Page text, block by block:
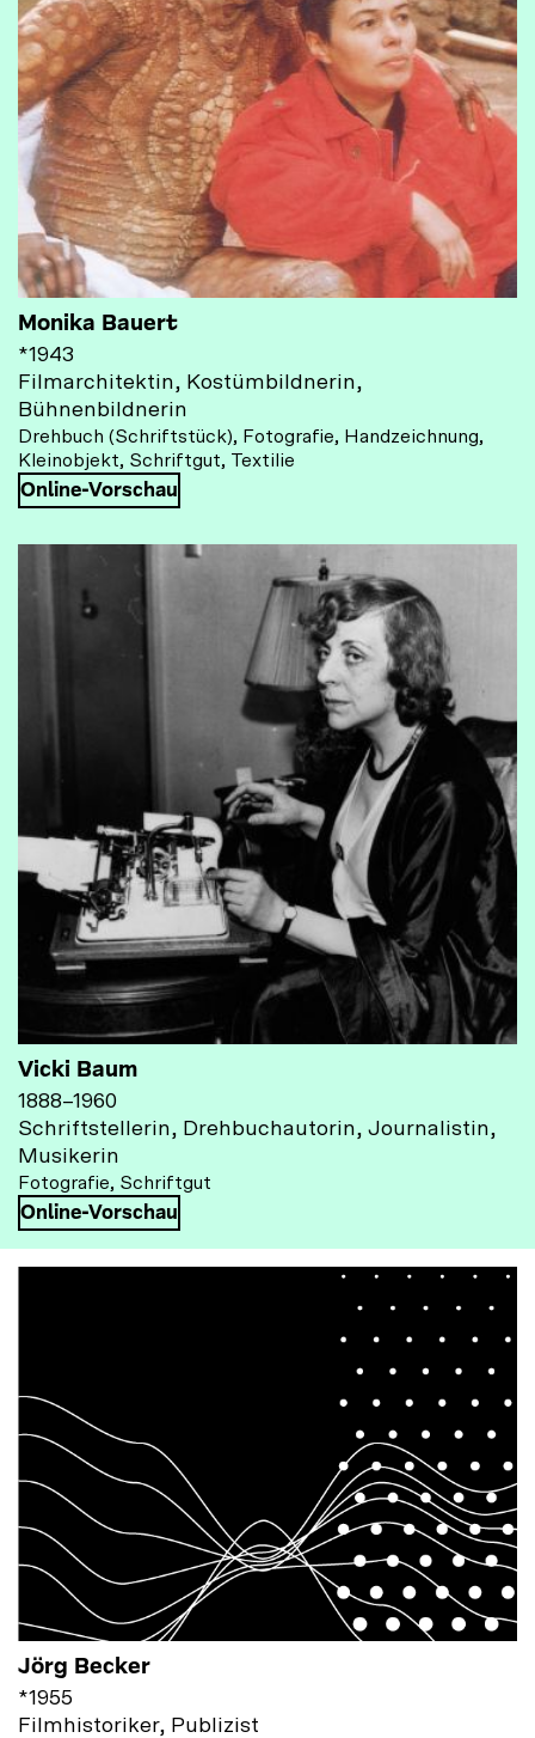
Monika Bauert
*1943
Filmarchitektin, Kostümbildnerin,
Bühnenbildnerin
Drehbuch (Schriftstück), Fotografie, Handzeichnung,
Kleinobjekt, Schriftgut, Textilie
Online-Vorschau
Vicki Baum
1888–1960
Schriftstellerin, Drehbuchautorin, Journalistin,
Musikerin
Fotografie, Schriftgut
Online-Vorschau
Jörg Becker
*1955
Filmhistoriker, Publizist